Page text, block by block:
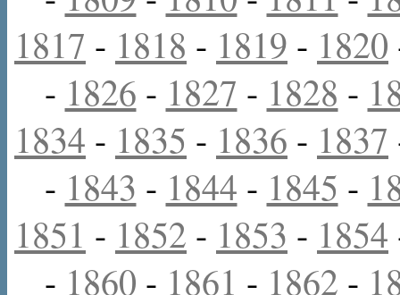
1817 - 1818 - 1819 - 1820
- 1826 - 1827 - 1828 -
1834 - 1835 - 1836 - 1837
- 1843 - 1844 - 1845 -
1851 - 1852 - 1853 - 1854
- 1860 - 1861 - 1862 -